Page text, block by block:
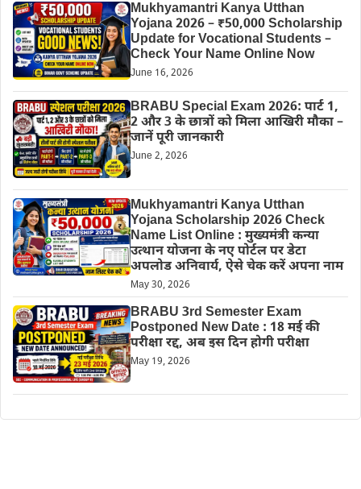
Mukhyamantri Kanya Utthan
Yojana 2026 – ₹50,000 Scholarship
Update for Vocational Students –
Check Your Name Online Now
June 16, 2026
BRABU Special Exam 2026: पार्ट 1,
2 और 3 के छात्रों को मिला आखिरी मौका –
जानें पूरी जानकारी
June 2, 2026
Mukhyamantri Kanya Utthan
Yojana Scholarship 2026 Check
Name List Online : मुख्यमंत्री कन्या
उत्थान योजना के नए पोर्टल पर डेटा
अपलोड अनिवार्य, ऐसे चेक करें अपना नाम
May 30, 2026
BRABU 3rd Semester Exam
Postponed New Date : 18 मई की
परीक्षा रद्द, अब इस दिन होगी परीक्षा
May 19, 2026